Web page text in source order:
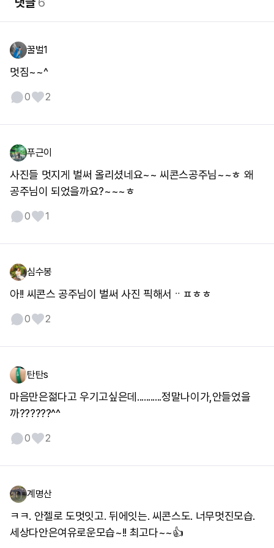
꿀벌1
멋짐~~^
0 2
푸근이
사진들 멋지게 벌써 올리셨네요~~ 씨콘스공주님~~ㅎ 왜
공주님이 되었을까요?~~~ㅎ
0 1
심수봉
아!! 씨콘스 공주님이 벌써 사진 픽해서ᆢㅍㅎㅎ
0 2
탄탄s
마음만은젊다고 우기고싶은데...........정말나이가,안들었을
까??????^^
0 2
계명산
ㅋㅋ. 안젤로 도멋잇고. 뒤에잇는. 씨콘스도. 너무멋진모습.
세상다안은여유로운모습~!! 최고다~~👍